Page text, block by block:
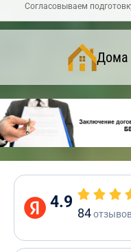
Согласовываем
Дома
4.9
84